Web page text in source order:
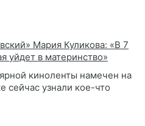
Мария Куликова: «В 7
уйдет в материнство»
киноленты намечен на
сейчас узнали кое-что